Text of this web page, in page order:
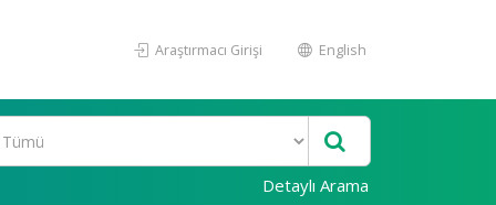
Araştırmacı Girişi English
Detaylı Arama